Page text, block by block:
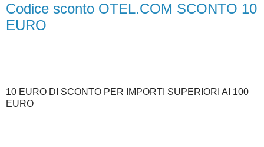
Codice sconto OTEL.COM SCONTO 10
EURO
10 EURO DI SCONTO PER IMPORTI SUPERIORI AI 100
EURO